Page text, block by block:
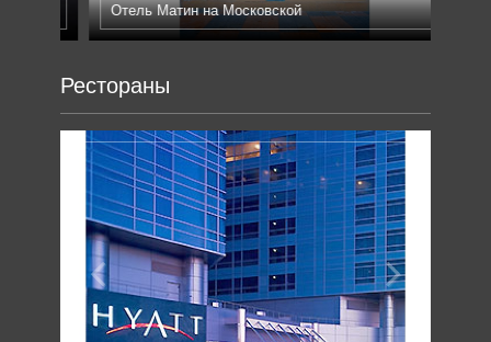
Отель Матин на Московской
Рестораны
Previous Next